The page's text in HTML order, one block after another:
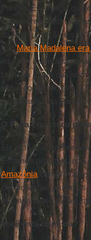
Paixão. É verdade
claramente
da Ressurreição e são
queMaria Madalena
imagem inventada da
também saem das
viúva do templo (Mc
Jesus antes da Paixão
O Papa Francisco
Ele está claramente
Estamos
Amazôniacomprova
condição das
realmente deixa com
Você está otimista?